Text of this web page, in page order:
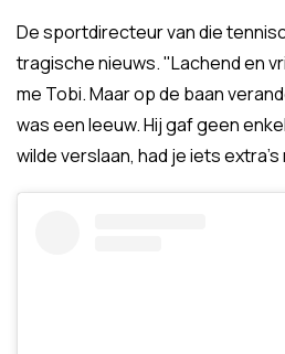
De sportdirecteur van die
tragische nieuws. "Lachend en
me Tobi. Maar op de baan
was een leeuw. Hij gaf geen
wilde verslaan, had je iets extra's